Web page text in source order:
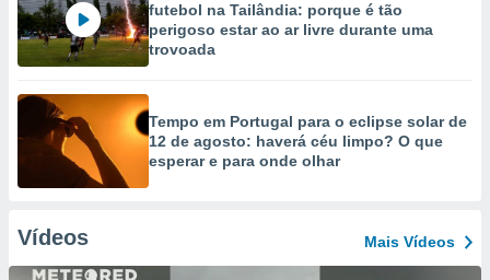
futebol na Tailândia: porque é tão
perigoso estar ao ar livre durante uma
trovoada
Tempo em Portugal para o eclipse solar de
12 de agosto: haverá céu limpo? O que
esperar e para onde olhar
Vídeos Mais Vídeos